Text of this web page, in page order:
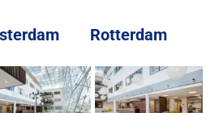
Rotterdam